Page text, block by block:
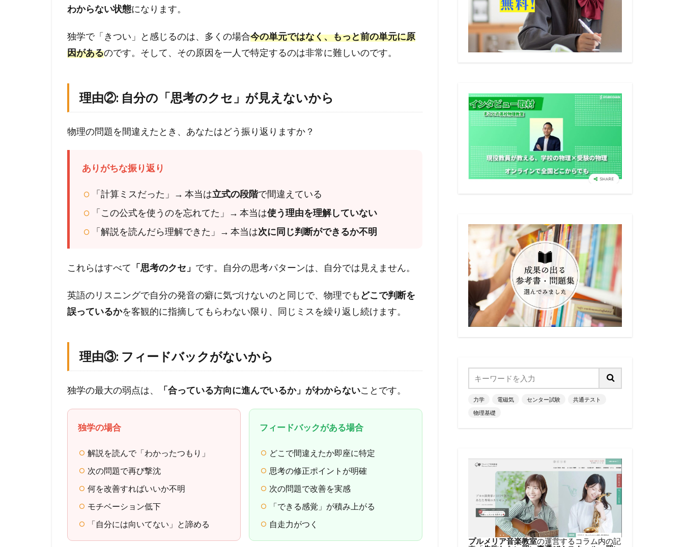
概
連
鎖
る
か
由
自
分
「
の
セ
」
が
な
ら
:
フ
ィ
ー
バ
ッ
わからない状態になります。
独学で「きつい」と感じるのは、多くの場合今の単元ではなく、もっと前の単元に原
因があるのです。そして、その原因を一人で特定するのは非常に難しいのです。
理由②: 自分の「思考のクセ」が見えないから
物理の問題を間違えたとき、あなたはどう振り返りますか？
ありがちな振り返り
「計算ミスだった」→ 本当は立式の段階で間違えている
「この公式を使うのを忘れてた」→ 本当は使う理由を理解していない
「解説を読んだら理解できた」→ 本当は次に同じ判断ができるか不明
これらはすべて 「思考のクセ」 です。自分の思考パターンは、自分では見えません。
英語のリスニングで自分の発音の癖に気づけないのと同じで、物理でも どこで判断を
誤っているかを客観的に指摘してもらわない限り、同じミスを繰り返し続けます。
理由③: フィードバックがないから
独学の最大の弱点は、 「合っている方向に進んでいるか」がわからないことです。
独学の場合
解説を読んで「わかったつもり」
次の問題で再び撃沈
何を改善すればいいか不明
モチベーション低下
「自分には向いてない」と諦める
フィードバックがある場合
どこで間違えたか即座に特定
思考の修正ポイントが明確
次の問題で改善を実感
「できる感覚」が積み上がる
自走力がつく
力学 電磁気 センター試験
共通テスト
物理基礎
プルメリア音楽教室の運営するコラム内の記